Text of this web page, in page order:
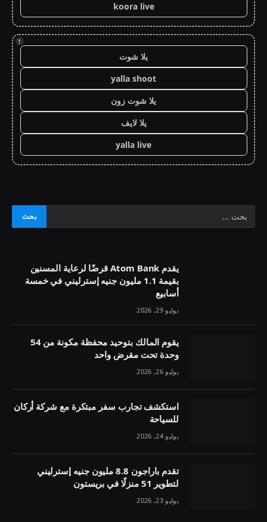
koora live
!
يلا شوت
yalla shoot
يلا شوت زون
يلا لايف
yalla live
يقدم Atom Bank قرضًا لرعاية المسنين
بقيمة 1.1 مليون جنيه إسترليني في خمسة
أسابيع
يوليو 29, 2026
يقوم المالك بتوحيد محفظة مكونة من 54
وحدة تحت مقرض واحد
يوليو 26, 2026
استكشف تجارب سفر مبتكرة مع شركة أركان
للسياحة
يوليو 24, 2026
تقدم باراجون 8.8 مليون جنيه إسترليني
لتطوير 51 منزلًا في بريستون
يوليو 23, 2026